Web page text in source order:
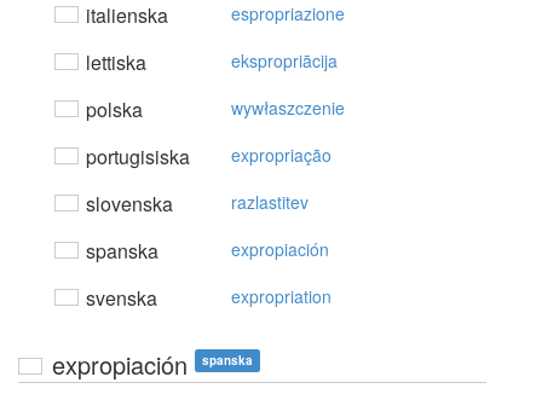
italienska espropriazione
lettiska ekspropriācija
polska wywłaszczenie
portugisiska expropriação
slovenska razlastitev
spanska expropiación
svenska expropriation
expropiación spanska